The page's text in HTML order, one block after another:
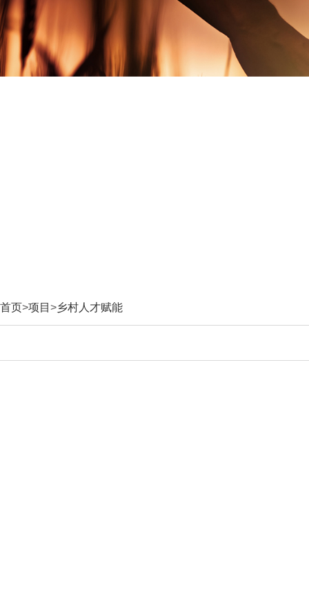
首页>项目 >乡村人才赋能